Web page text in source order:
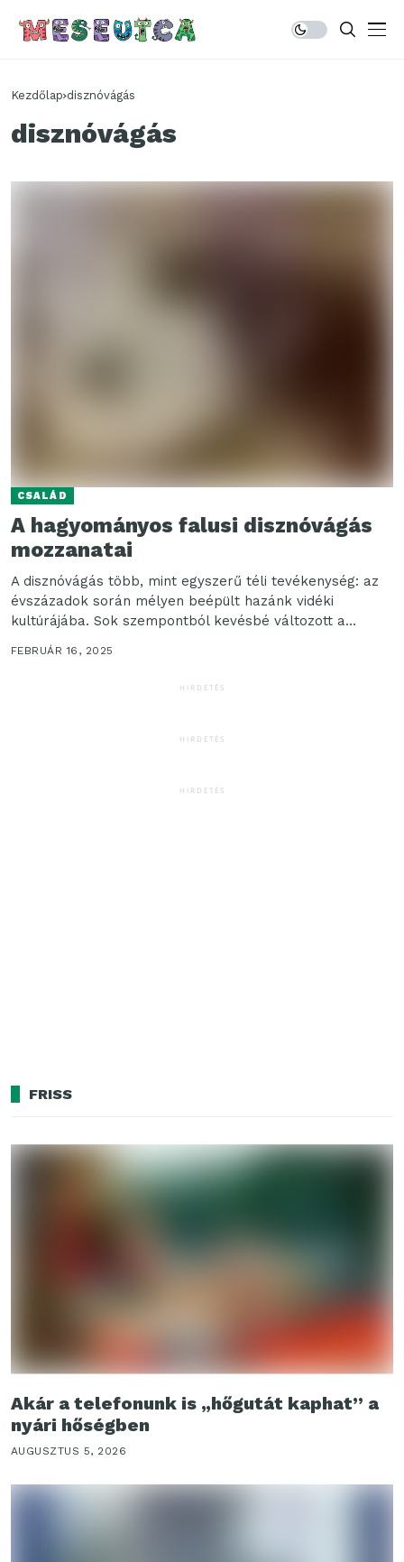
Kezdőlap disznóvágás
disznóvágás
CSALÁD
A hagyományos falusi disznóvágás
mozzanatai
A disznóvágás több, mint egyszerű téli tevékenység: az
évszázadok során mélyen beépült hazánk vidéki
kultúrájába. Sok szempontból kevésbé változott a
történelem során, és...
FEBRUÁR 16, 2025
HIRDETÉS
HIRDETÉS
HIRDETÉS
FRISS
Akár a telefonunk is „hőgutát kaphat” a
nyári hőségben
AUGUSZTUS 5, 2026